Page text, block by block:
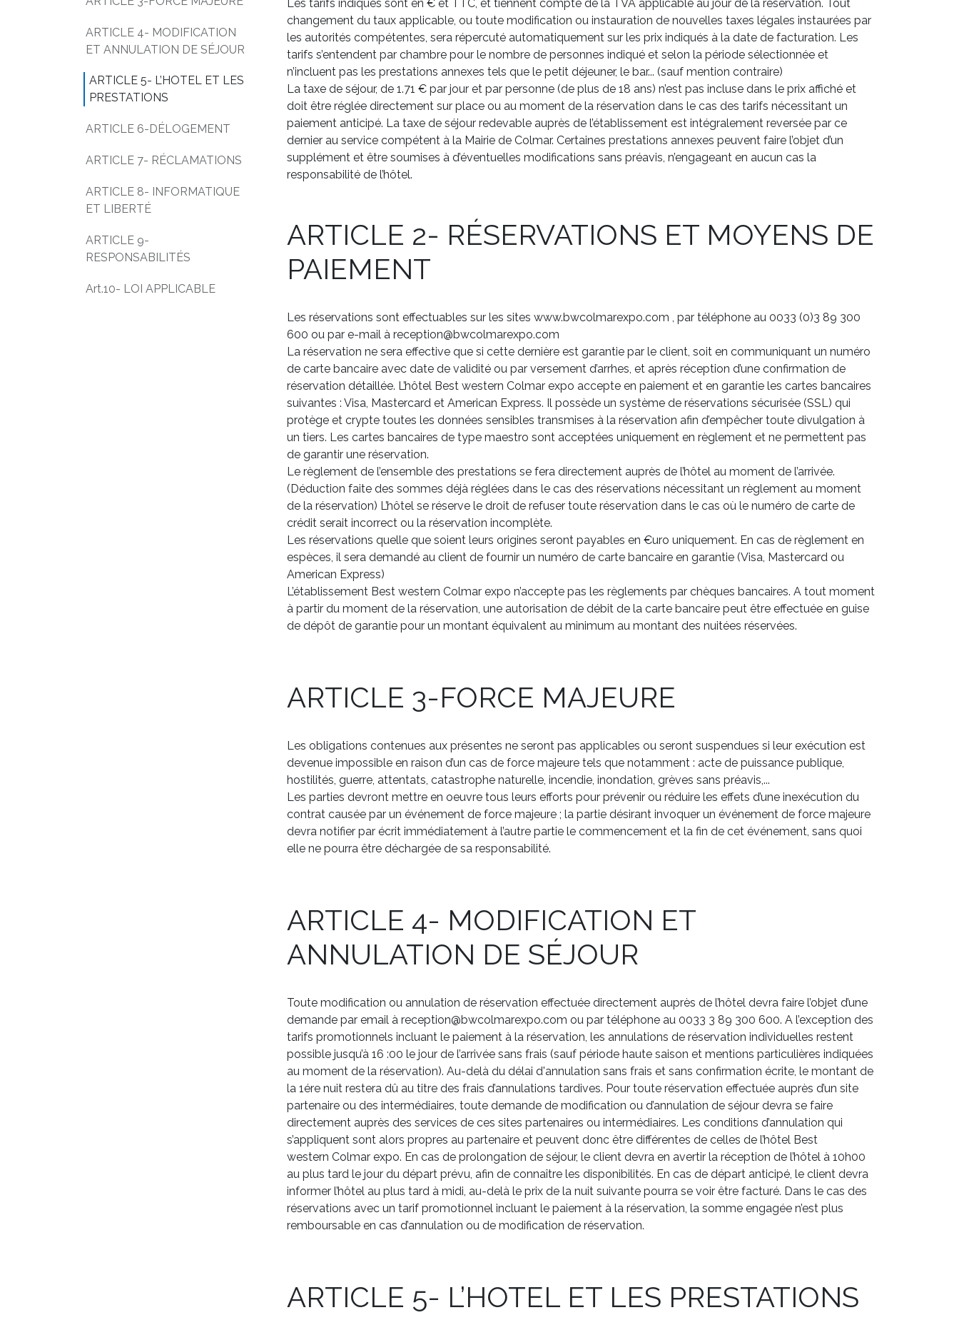
ARTICLE 4- MODIFICATION
ET ANNULATION DE SÉJOUR
ARTICLE 5- L’HOTEL ET LES
PRESTATIONS
ARTICLE 6-DÉLOGEMENT
ARTICLE 7- RÉCLAMATIONS
ARTICLE 8- INFORMATIQUE
ET LIBERTÉ
ARTICLE 9-
RESPONSABILITÉS
Art.10- LOI APPLICABLE
Les tarifs indiqués sont en € et TTC, et tiennent compte de la TVA applicable au jour de la réservation. Tout
changement du taux applicable, ou toute modification ou instauration de nouvelles taxes légales instaurées par
les autorités compétentes, sera répercuté automatiquement sur les prix indiqués à la date de facturation. Les
tarifs s’entendent par chambre pour le nombre de personnes indiqué et selon la période sélectionnée et
n’incluent pas les prestations annexes tels que le petit déjeuner, le bar... (sauf mention contraire)
La taxe de séjour, de 1.71 € par jour et par personne (de plus de 18 ans) n’est pas incluse dans le prix affiché et
doit être réglée directement sur place ou au moment de la réservation dans le cas des tarifs nécessitant un
paiement anticipé. La taxe de séjour redevable auprès de l’établissement est intégralement reversée par ce
dernier au service compétent à la Mairie de Colmar. Certaines prestations annexes peuvent faire l’objet d’un
supplément et être soumises à d’éventuelles modifications sans préavis, n’engageant en aucun cas la
responsabilité de l’hôtel.
ARTICLE 2- RÉSERVATIONS ET MOYENS DE
PAIEMENT
Les réservations sont effectuables sur les sites www.bwcolmarexpo.com , par téléphone au 0033 (0)3 89 300
600 ou par e-mail à reception@bwcolmarexpo.com
La réservation ne sera effective que si cette dernière est garantie par le client, soit en communiquant un numéro
de carte bancaire avec date de validité ou par versement d’arrhes, et après réception d’une confirmation de
réservation détaillée. L’hôtel Best western Colmar expo accepte en paiement et en garantie les cartes bancaires
suivantes : Visa, Mastercard et American Express. Il possède un système de réservations sécurisée (SSL) qui
protège et crypte toutes les données sensibles transmises à la réservation afin d’empêcher toute divulgation à
un tiers. Les cartes bancaires de type maestro sont acceptées uniquement en règlement et ne permettent pas
de garantir une réservation.
Le règlement de l’ensemble des prestations se fera directement auprès de l’hôtel au moment de l’arrivée.
(Déduction faite des sommes déjà réglées dans le cas des réservations nécessitant un règlement au moment
de la réservation) L’hôtel se réserve le droit de refuser toute réservation dans le cas où le numéro de carte de
crédit serait incorrect ou la réservation incomplète.
Les réservations quelle que soient leurs origines seront payables en €uro uniquement. En cas de règlement en
espèces, il sera demandé au client de fournir un numéro de carte bancaire en garantie (Visa, Mastercard ou
American Express)
L’établissement Best western Colmar expo n’accepte pas les règlements par chèques bancaires. A tout moment
à partir du moment de la réservation, une autorisation de débit de la carte bancaire peut être effectuée en guise
de dépôt de garantie pour un montant équivalent au minimum au montant des nuitées réservées.
ARTICLE 3-FORCE MAJEURE
Les obligations contenues aux présentes ne seront pas applicables ou seront suspendues si leur exécution est
devenue impossible en raison d’un cas de force majeure tels que notamment : acte de puissance publique,
hostilités, guerre, attentats, catastrophe naturelle, incendie, inondation, grèves sans préavis,...
Les parties devront mettre en oeuvre tous leurs efforts pour prévenir ou réduire les effets d’une inexécution du
contrat causée par un événement de force majeure ; la partie désirant invoquer un événement de force majeure
devra notifier par écrit immédiatement à l’autre partie le commencement et la fin de cet événement, sans quoi
elle ne pourra être déchargée de sa responsabilité.
ARTICLE 4- MODIFICATION ET
ANNULATION DE SÉJOUR
Toute modification ou annulation de réservation effectuée directement auprès de l’hôtel devra faire l’objet d’une
demande par email à reception@bwcolmarexpo.com ou par téléphone au 0033 3 89 300 600. A l’exception des
tarifs promotionnels incluant le paiement à la réservation, les annulations de réservation individuelles restent
possible jusqu’à 16 :00 le jour de l’arrivée sans frais (sauf période haute saison et mentions particulières indiquées
au moment de la réservation). Au-delà du délai d'annulation sans frais et sans confirmation écrite, le montant de
la 1ére nuit restera dû au titre des frais d’annulations tardives. Pour toute réservation effectuée auprès d’un site
partenaire ou des intermédiaires, toute demande de modification ou d’annulation de séjour devra se faire
directement auprès des services de ces sites partenaires ou intermédiaires. Les conditions d’annulation qui
s’appliquent sont alors propres au partenaire et peuvent donc être différentes de celles de l’hôtel Best
western Colmar expo. En cas de prolongation de séjour, le client devra en avertir la réception de l’hôtel à 10h00
au plus tard le jour du départ prévu, afin de connaître les disponibilités. En cas de départ anticipé, le client devra
informer l’hôtel au plus tard à midi, au-delà le prix de la nuit suivante pourra se voir être facturé. Dans le cas des
réservations avec un tarif promotionnel incluant le paiement à la réservation, la somme engagée n’est plus
remboursable en cas d’annulation ou de modification de réservation.
ARTICLE 5- L’HOTEL ET LES PRESTATIONS